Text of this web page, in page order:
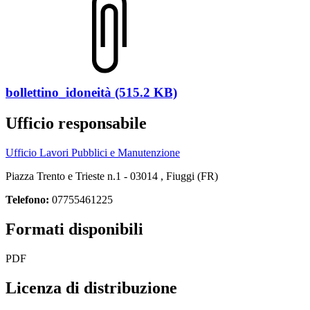
bollettino_idoneità (515.2 KB)
Ufficio responsabile
Ufficio Lavori Pubblici e Manutenzione
Piazza Trento e Trieste n.1 - 03014 , Fiuggi (FR)
Telefono: 07755461225
Formati disponibili
PDF
Licenza di distribuzione